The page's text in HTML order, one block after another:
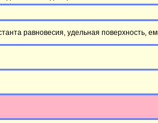
равновесия, удельная поверхность,